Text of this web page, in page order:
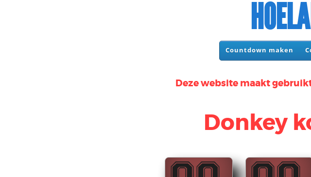
Countdown maken
Deze website maakt
Donkey